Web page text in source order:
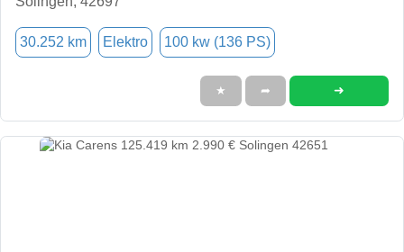
30.252 km Elektro 100 kw (136 PS)
★ ➦ ➜